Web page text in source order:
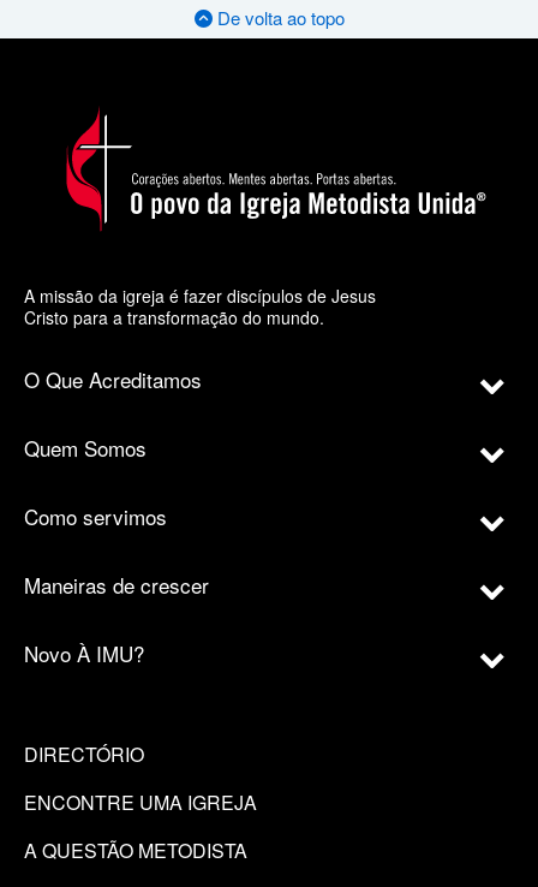
De volta ao topo
A missão da igreja é fazer discípulos de Jesus
Cristo para a transformação do mundo.
O Que Acreditamos
Quem Somos
Como servimos
Maneiras de crescer
Novo À IMU?
DIRECTÓRIO
ENCONTRE UMA IGREJA
A QUESTÃO METODISTA